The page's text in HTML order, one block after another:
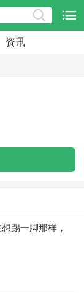
资讯
踢一脚那样，